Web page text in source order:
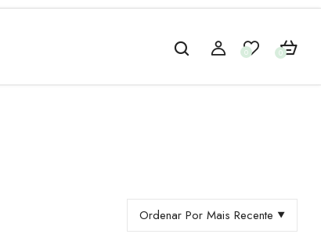
0 0
Ordenar Por Mais Recente